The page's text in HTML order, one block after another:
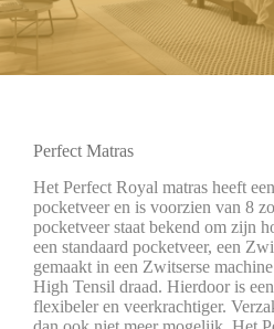
Perfect Matras
Het Perfect Royal matras heeft
pocketveer en is voorzien van 8
pocketveer staat bekend om zijn
een standaard pocketveer, een
gemaakt in een Zwitserse
High Tensil draad. Hierdoor is
flexibeler en veerkrachtiger.